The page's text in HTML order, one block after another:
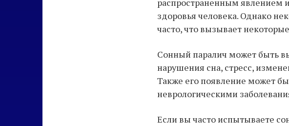
распространенным явлением
здоровья человека. Однако
часто, что вызывает
Сонный паралич может быть
нарушения сна, стресс,
Также его появление может
неврологическими
Если вы часто испытываете